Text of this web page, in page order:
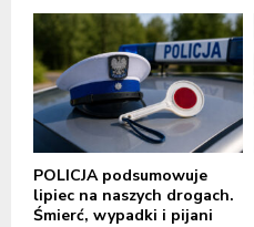
POLICJA podsumowuje
lipiec na naszych drogach.
Śmierć, wypadki i pijani